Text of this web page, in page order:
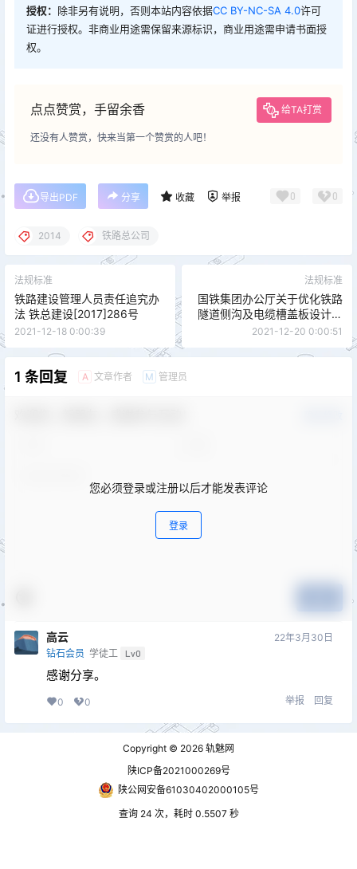
授权： 除非另有说明，否则本站内容依据CC BY-NC-SA 4.0许可
证进行授权。非商业用途需保留来源标识，商业用途需申请书面授
权。
点点赞赏，手留余香 给TA打赏
还没有人赞赏，快来当第一个赞赏的人吧！
导出PDF 分享 收藏 举报 0 0
2014 铁路总公司
法规标准
铁路建设管理人员责任追究办
法 铁总建设[2017]286号
2021-12-18 0:00:39
法规标准
国铁集团办公厅关于优化铁路
隧道侧沟及电缆槽盖板设计施
工的通知 铁办建设[2020]81号
2021-12-20 0:00:51
1 条回复 A 文章作者 M 管理员
您必须登录或注册以后才能发表评论
登录
高云
钻石会员 学徒工 Lv0
22年3月30日
感谢分享。
0 0 举报 回复
Copyright © 2026 轨魅网
陕ICP备2021000269号
陕公网安备61030402000105号
查询 24 次，耗时 0.5507 秒